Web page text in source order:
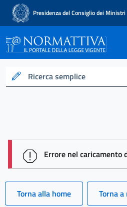
Presidenza del Consiglio dei Ministri
Normattiva -
Ricerca semplice
session id:
Errore nel caricamento
Torna alla home Torna